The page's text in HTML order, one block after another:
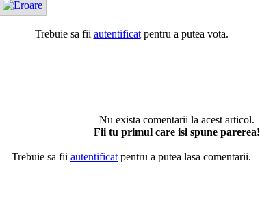
Trebuie sa fii autentificatpentru a putea vota.
Nu exista comentarii la acest articol.
Fii tu primul care isi spune parerea!
Trebuie sa fii autentificat pentru a putea lasa comentarii.